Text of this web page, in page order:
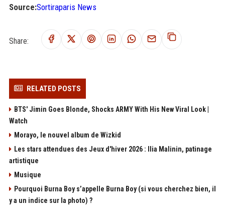
Source:Sortiraparis News
Share:
RELATED POSTS
BTS' Jimin Goes Blonde, Shocks ARMY With His New Viral Look |
Watch
Morayo, le nouvel album de Wizkid
Les stars attendues des Jeux d'hiver 2026 : Ilia Malinin, patinage
artistique
Musique
Pourquoi Burna Boy s’appelle Burna Boy (si vous cherchez bien, il
y a un indice sur la photo) ?